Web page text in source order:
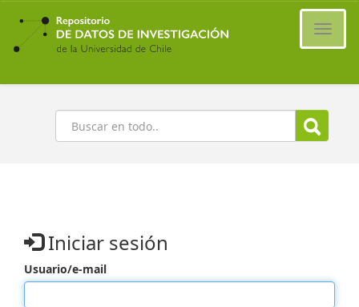
Ir
contenido
principal
Buscar
Iniciar sesión
Usuario/e-mail